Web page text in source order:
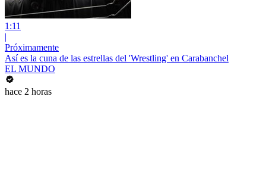
1:11
|
Próximamente
Así es la cuna de las estrellas del 'Wrestling' en Carabanchel
EL MUNDO
hace 2 horas